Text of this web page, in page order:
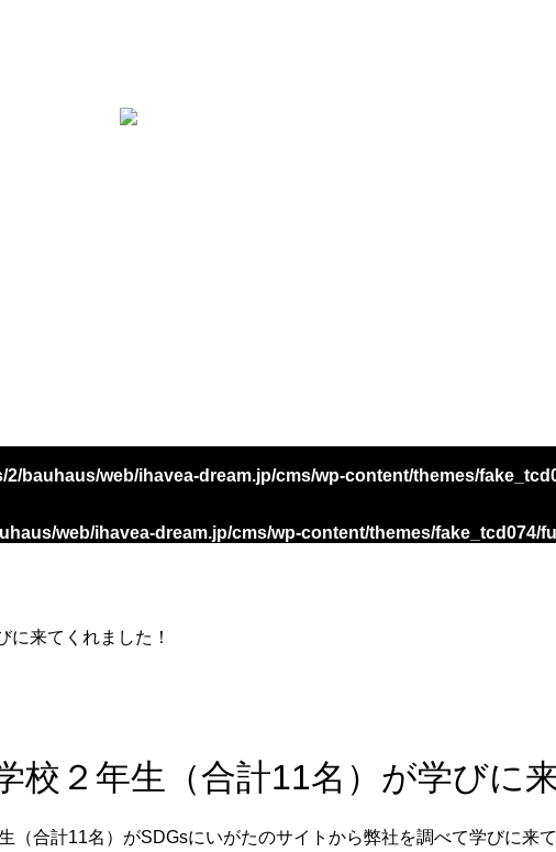
2/bauhaus/web/ihavea-dream.jp/cms/wp-content/themes/
web/ihavea-dream.jp/cms/wp-content/themes/fake_tcd074/
に来てくれました！
校２年生（合計11名）が学びに
合計11名）がSDGsにいがたのサイトから弊社を調べて学びに来て